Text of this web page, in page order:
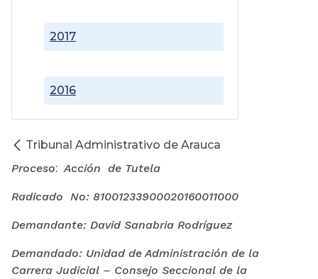
2016
2017
Tribunal Administrativo de Arauca
Proceso: Acción de Tutela
Radicado No: 81001233900020160011000
Demandante: David Sanabria Rodríguez
Demandado: Unidad de Administración de la
Carrera Judicial – Consejo Seccional de la